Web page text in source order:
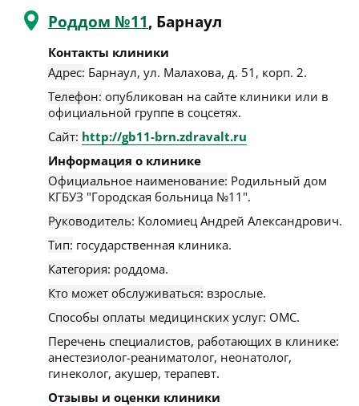
Роддом №11, Барнаул
Контакты клиники
Адрес: Барнаул, ул. Малахова, д. 51, корп. 2.
Телефон: опубликован на сайте клиники или в
официальной группе в соцсетях.
Сайт: http://gb11-brn.zdravalt.ru
Информация о клинике
Официальное наименование: Родильный дом
КГБУЗ "Городская больница №11".
Руководитель: Коломиец Андрей Александрович.
Тип: государственная клиника.
Категория: роддома.
Кто может обслуживаться: взрослые.
Способы оплаты медицинских услуг: ОМС.
Перечень специалистов, работающих в клинике:
анестезиолог-реаниматолог, неонатолог,
гинеколог, акушер, терапевт.
Отзывы и оценки клиники